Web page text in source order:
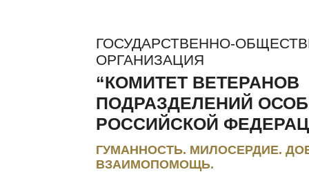
ГОСУДАРСТВЕННО-
ОРГАНИЗАЦИЯ
“КОМИТЕТ ВЕТЕРАНОВ
ПОДРАЗДЕЛЕНИЙ
РОССИЙСКОЙ
ГУМАННОСТЬ. МИЛОСЕРДИЕ.
ВЗАИМОПОМОЩЬ.